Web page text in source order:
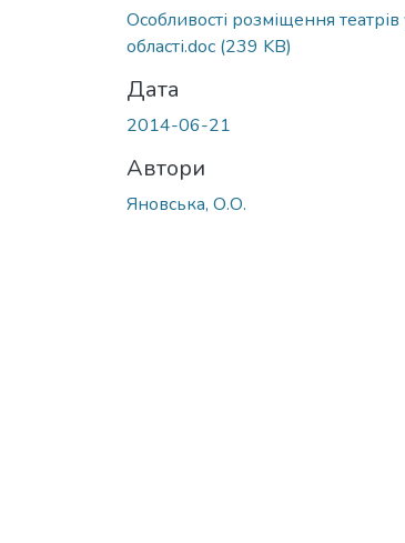
Особливості розміщення театрів
області.doc (239 KB)
Дата
2014-06-21
Автори
Яновська, О.О.